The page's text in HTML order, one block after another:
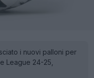
i nuovi palloni per
League 24-25,